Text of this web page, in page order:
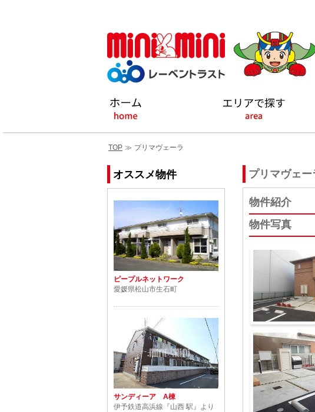
TOP ≫ プリマヴェーラ
プリマヴェー
物件紹介
物件写真
建物外観
オススメ物件
ピープルネットワーク
愛媛県松山市生石町
サンディーア A棟
伊予鉄道高浜線『山西 駅』より